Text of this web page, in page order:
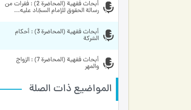
رسالة الحقوق للإمام السجّاد عليه...
الشركة
والمهر
المواضيع ذات الصلة